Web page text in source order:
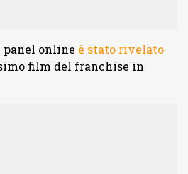
panel online è stato rivelato
film del franchise in